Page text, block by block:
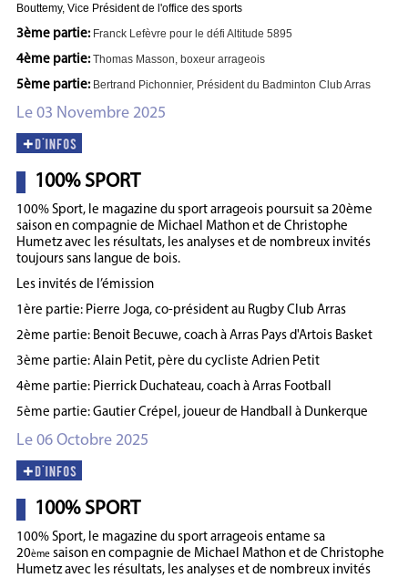
Bouttemy, Vice Président de l'office des sports
3ème partie: Franck Lefèvre pour le défi Altitude 5895
4ème partie: Thomas Masson, boxeur arrageois
5ème partie: Bertrand Pichonnier, Président du Badminton Club Arras
Le 03 Novembre 2025
100% SPORT
100% Sport, le magazine du sport arrageois poursuit sa 20ème
saison en compagnie de Michael Mathon et de Christophe
Humetz avec les résultats, les analyses et de nombreux invités
toujours sans langue de bois.
Les invités de l’émission
1ère partie: Pierre Joga, co-président au Rugby Club Arras
2ème partie: Benoit Becuwe, coach à Arras Pays d'Artois Basket
3ème partie: Alain Petit, père du cycliste Adrien Petit
4ème partie: Pierrick Duchateau, coach à Arras Football
5ème partie: Gautier Crépel, joueur de Handball à Dunkerque
Le 06 Octobre 2025
100% SPORT
100% Sport, le magazine du sport arrageois entame sa
20èmesaison en compagnie de Michael Mathon et de Christophe
Humetz avec les résultats, les analyses et de nombreux invités